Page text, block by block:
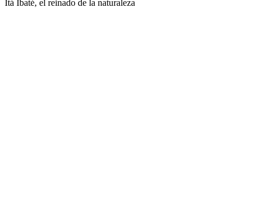
Itá Ibaté, el reinado de la naturaleza